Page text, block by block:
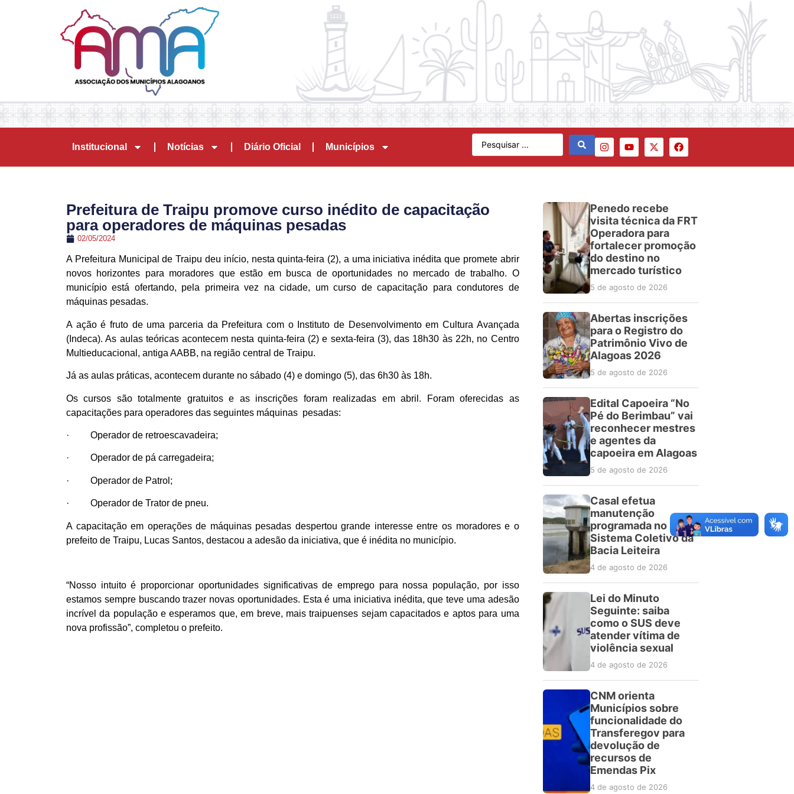
Institucional Notícias Diário Oficial Municípios
Prefeitura de Traipu promove curso inédito de capacitação
para operadores de máquinas pesadas
02/05/2024
A Prefeitura Municipal de Traipu deu início, nesta quinta-feira (2), a uma iniciativa inédita que promete abrir
novos horizontes para moradores que estão em busca de oportunidades no mercado de trabalho. O
município está ofertando, pela primeira vez na cidade, um curso de capacitação para condutores de
máquinas pesadas.
A ação é fruto de uma parceria da Prefeitura com o Instituto de Desenvolvimento em Cultura Avançada
(Indeca). As aulas teóricas acontecem nesta quinta-feira (2) e sexta-feira (3), das 18h30 às 22h, no Centro
Multieducacional, antiga AABB, na região central de Traipu.
Já as aulas práticas, acontecem durante no sábado (4) e domingo (5), das 6h30 às 18h.
Os cursos são totalmente gratuitos e as inscrições foram realizadas em abril. Foram oferecidas as
capacitações para operadores das seguintes máquinas pesadas:
· Operador de retroescavadeira;
· Operador de pá carregadeira;
· Operador de Patrol;
· Operador de Trator de pneu.
A capacitação em operações de máquinas pesadas despertou grande interesse entre os moradores e o
prefeito de Traipu, Lucas Santos, destacou a adesão da iniciativa, que é inédita no município.
“Nosso intuito é proporcionar oportunidades significativas de emprego para nossa população, por isso
estamos sempre buscando trazer novas oportunidades. Esta é uma iniciativa inédita, que teve uma adesão
incrível da população e esperamos que, em breve, mais traipuenses sejam capacitados e aptos para uma
nova profissão”, completou o prefeito.
Penedo recebe
visita técnica da FRT
Operadora para
fortalecer promoção
do destino no
mercado turístico
5 de agosto de 2026
Abertas inscrições
para o Registro do
Patrimônio Vivo de
Alagoas 2026
5 de agosto de 2026
Edital Capoeira “No
Pé do Berimbau” vai
reconhecer mestres
e agentes da
capoeira em Alagoas
5 de agosto de 2026
Casal efetua
manutenção
programada no
Sistema Coletivo da
Bacia Leiteira
4 de agosto de 2026
Lei do Minuto
Seguinte: saiba
como o SUS deve
atender vítima de
violência sexual
4 de agosto de 2026
CNM orienta
Municípios sobre
funcionalidade do
Transferegov para
devolução de
recursos de
Emendas Pix
4 de agosto de 2026